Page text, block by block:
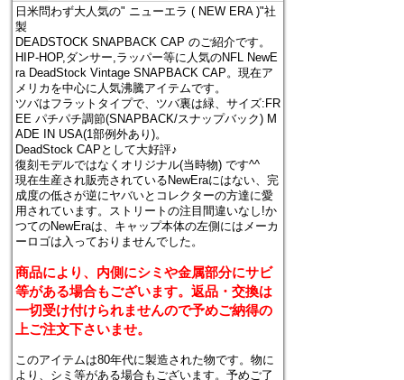
日米問わず大人気の" ニューエラ ( NEW ERA )"社
製
DEADSTOCK SNAPBACK CAP のご紹介です。
HIP-HOP,ダンサー,ラッパー等に人気のNFL NewE
ra DeadStock Vintage SNAPBACK CAP。現在ア
メリカを中心に人気沸騰アイテムです。
ツバはフラットタイプで、ツバ裏は緑、サイズ:FR
EE パチパチ調節(SNAPBACK/スナップバック) M
ADE IN USA(1部例外あり)。
DeadStock CAPとして大好評♪
復刻モデルではなくオリジナル(当時物) です^^
現在生産され販売されているNewEraにはない、完
成度の低さが逆にヤバいとコレクターの方達に愛
用されています。ストリートの注目間違いなし!か
つてのNewEraは、キャップ本体の左側にはメーカ
ーロゴは入っておりませんでした。
商品により、内側にシミや金属部分にサビ
等がある場合もございます。返品・交換は
一切受け付けられませんので予めご納得の
上ご注文下さいませ。
このアイテムは80年代に製造された物です。物に
より、シミ等がある場合もございます。予めご了